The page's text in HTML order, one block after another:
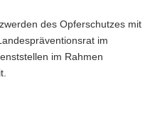
des Opferschutzes mit
im
im Rahmen